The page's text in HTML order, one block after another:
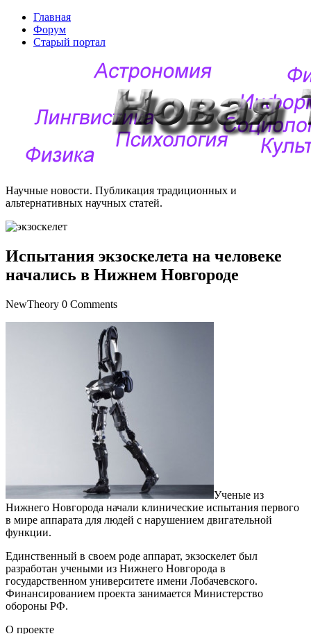
Главная
Форум
Старый портал
Научные новости. Публикация традиционных и
альтернативных научных статей.
Испытания экзоскелета на человеке
начались в Нижнем Новгороде
NewTheory 0 Comments
Ученые из
Нижнего Новгорода начали клинические испытания первого
в мире аппарата для людей с нарушением двигательной
функции.
Единственный в своем роде аппарат, экзоскелет был
разработан учеными из Нижнего Новгорода в
государственном университете имени Лобачевского.
Финансированием проекта занимается Министерство
обороны РФ.
О проекте